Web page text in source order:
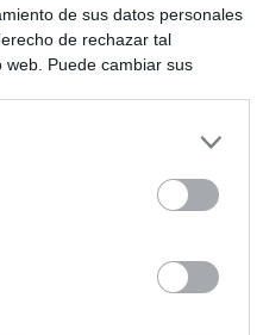
de sus datos personales
de rechazar tal
Puede cambiar sus